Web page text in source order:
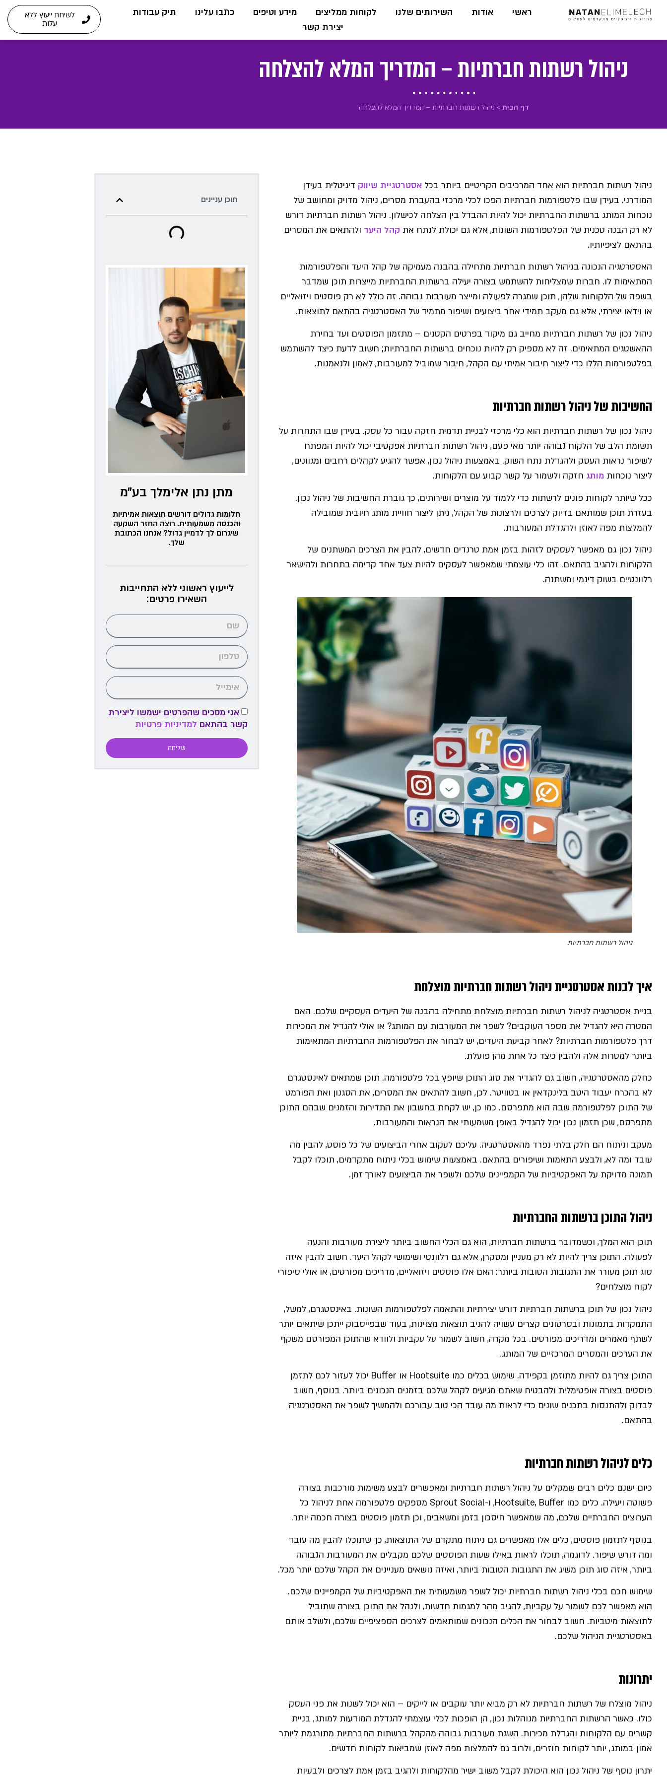
ראשי אודות השירותים שלנו לקוחות ממליצים מידע וטיפים כתבו עלינו
תיק עבודות
יצירת קשר
לשיחת ייעוץ ללא
עלות
ניהול רשתות חברתיות – המדריך המלא להצלחה
דף הבית » ניהול רשתות חברתיות – המדריך המלא להצלחה
ניהול רשתות חברתיות הוא אחד המרכיבים הקריטיים ביותר בכל אסטרטגיית שיווק דיגיטלית בעידן
המודרני. בעידן שבו פלטפורמות חברתיות הפכו לכלי מרכזי בהעברת מסרים, ניהול מדויק ומחושב של
נוכחות המותג ברשתות החברתיות יכול להיות ההבדל בין הצלחה לכישלון. ניהול רשתות חברתיות דורש
לא רק הבנה טכנית של הפלטפורמות השונות, אלא גם יכולת לנתח את קהל היעד ולהתאים את המסרים
בהתאם לציפיותיו.
האסטרטגיה הנכונה בניהול רשתות חברתיות מתחילה בהבנה מעמיקה של קהל היעד והפלטפורמות
המתאימות לו. חברות שמצליחות להשתמש בצורה יעילה ברשתות החברתיות מייצרות תוכן שמדבר
בשפה של הלקוחות שלהן, תוכן שמגרה לפעולה ומייצר מעורבות גבוהה. זה כולל לא רק פוסטים ויזואליים
או וידאו יצירתי, אלא גם מעקב תמידי אחר ביצועים ושיפור מתמיד של האסטרטגיה בהתאם לתוצאות.
ניהול נכון של רשתות חברתיות מחייב גם מיקוד בפרטים הקטנים – מתזמון הפוסטים ועד בחירת
ההאשטגים המתאימים. זה לא מספיק רק להיות נוכחים ברשתות החברתיות; חשוב לדעת כיצד להשתמש
בפלטפורמות הללו כדי ליצור חיבור אמיתי עם הקהל, חיבור שמוביל למעורבות, לאמון ולנאמנות.
החשיבות של ניהול רשתות חברתיות
ניהול נכון של רשתות חברתיות הוא כלי מרכזי לבניית תדמית חזקה עבור כל עסק. בעידן שבו התחרות על
תשומת הלב של הלקוח גבוהה יותר מאי פעם, ניהול רשתות חברתיות אפקטיבי יכול להיות המפתח
לשיפור נראות העסק ולהגדלת נתח השוק. באמצעות ניהול נכון, אפשר להגיע לקהלים רחבים ומגוונים,
ליצור נוכחות מותג חזקה ולשמור על קשר קבוע עם הלקוחות.
ככל שיותר לקוחות פונים לרשתות כדי ללמוד על מוצרים ושירותים, כך גוברת החשיבות של ניהול נכון.
בעזרת תוכן שמותאם בדיוק לצרכים ולרצונות של הקהל, ניתן ליצור חוויית מותג חיובית שמובילה
להמלצות מפה לאוזן ולהגדלת המעורבות.
ניהול נכון גם מאפשר לעסקים לזהות בזמן אמת טרנדים חדשים, להבין את הצרכים המשתנים של
הלקוחות ולהגיב בהתאם. זהו כלי עוצמתי שמאפשר לעסקים להיות צעד אחד קדימה בתחרות ולהישאר
רלוונטיים בשוק דינמי ומשתנה.
ניהול רשתות חברתיות
איך לבנות אסטרטגיית ניהול רשתות חברתיות מוצלחת
בניית אסטרטגיה לניהול רשתות חברתיות מוצלחת מתחילה בהבנה של היעדים העסקיים שלכם. האם
המטרה היא להגדיל את מספר העוקבים? לשפר את המעורבות עם המותג? או אולי להגדיל את המכירות
דרך פלטפורמות חברתיות? לאחר קביעת היעדים, יש לבחור את הפלטפורמות החברתיות המתאימות
ביותר למטרות אלה ולהבין כיצד כל אחת מהן פועלת.
כחלק מהאסטרטגיה, חשוב גם להגדיר את סוג התוכן שיופץ בכל פלטפורמה. תוכן שמתאים לאינסטגרם
לא בהכרח יעבוד היטב בלינקדאין או בטוויטר. לכן, חשוב להתאים את המסרים, את הסגנון ואת הפורמט
של התוכן לפלטפורמה שבה הוא מתפרסם. כמו כן, יש לקחת בחשבון את התדירות והזמנים שבהם התוכן
מתפרסם, שכן תזמון נכון יכול להגדיל באופן משמעותי את הנראות והמעורבות.
מעקב וניתוח הם חלק בלתי נפרד מהאסטרטגיה. עליכם לעקוב אחרי הביצועים של כל פוסט, להבין מה
עובד ומה לא, ולבצע התאמות ושיפורים בהתאם. באמצעות שימוש בכלי ניתוח מתקדמים, תוכלו לקבל
תמונה מדויקת על האפקטיביות של הקמפיינים שלכם ולשפר את הביצועים לאורך זמן.
ניהול התוכן ברשתות החברתיות
תוכן הוא המלך, וכשמדובר ברשתות חברתיות, הוא גם הכלי החשוב ביותר ליצירת מעורבות והנעה
לפעולה. התוכן צריך להיות לא רק מעניין ומסקרן, אלא גם רלוונטי ושימושי לקהל היעד. חשוב להבין איזה
סוג תוכן מעורר את התגובות הטובות ביותר: האם אלו פוסטים ויזואליים, מדריכים מפורטים, או אולי סיפורי
לקוח מוצלחים?
ניהול נכון של תוכן ברשתות חברתיות דורש יצירתיות והתאמה לפלטפורמות השונות. באינסטגרם, למשל,
התמקדות בתמונות ובסרטונים קצרים עשויה להניב תוצאות מצוינות, בעוד שבפייסבוק ייתכן שיתאים יותר
לשתף מאמרים ומדריכים מפורטים. בכל מקרה, חשוב לשמור על עקביות ולוודא שהתוכן המפורסם משקף
את הערכים והמסרים המרכזיים של המותג.
התוכן צריך גם להיות מתוזמן בקפידה. שימוש בכלים כמו Hootsuite או Buffer יכול לעזור לכם לתזמן
פוסטים בצורה אופטימלית ולהבטיח שאתם מגיעים לקהל שלכם בזמנים הנכונים ביותר. בנוסף, חשוב
לבדוק ולהתנסות בתכנים שונים כדי לראות מה עובד הכי טוב עבורכם ולהמשיך לשפר את האסטרטגיה
בהתאם.
כלים לניהול רשתות חברתיות
כיום ישנם כלים רבים שמקלים על ניהול רשתות חברתיות ומאפשרים לבצע משימות מורכבות בצורה
פשוטה ויעילה. כלים כמו Hootsuite, Buffer, ו-Sprout Social מספקים פלטפורמה אחת לניהול כל
הערוצים החברתיים שלכם, מה שמאפשר חיסכון בזמן ומשאבים, וכן תזמון פוסטים בצורה חכמה יותר.
בנוסף לתזמון פוסטים, כלים אלו מאפשרים גם ניתוח מתקדם של התוצאות, כך שתוכלו להבין מה עובד
ומה דורש שיפור. לדוגמה, תוכלו לראות באילו שעות הפוסטים שלכם מקבלים את המעורבות הגבוהה
ביותר, איזה סוג תוכן משיג את התגובות הטובות ביותר, ואיזה נושאים מעניינים את הקהל שלכם יותר מכל.
שימוש חכם בכלי ניהול רשתות חברתיות יכול לשפר משמעותית את האפקטיביות של הקמפיינים שלכם.
הוא מאפשר לכם לשמור על עקביות, להגיב מהר למגמות חדשות, ולנהל את התוכן בצורה שתוביל
לתוצאות מיטביות. חשוב לבחור את הכלים הנכונים שמותאמים לצרכים הספציפיים שלכם, ולשלב אותם
באסטרטגיית הניהול שלכם.
יתרונות
ניהול מוצלח של רשתות חברתיות לא רק מביא יותר עוקבים או לייקים – הוא יכול לשנות את פני העסק
כולו. כאשר הרשתות החברתיות מנוהלות נכון, הן הופכות לכלי עוצמתי להגדלת המודעות למותג, בניית
קשרים עם הלקוחות והגדלת מכירות. השגת מעורבות גבוהה מהקהל ברשתות החברתיות מתורגמת ליותר
אמון במותג, יותר לקוחות חוזרים, ולרוב גם להמלצות מפה לאוזן שמביאות לקוחות חדשים.
יתרון נוסף של ניהול נכון הוא היכולת לקבל משוב ישיר מהלקוחות ולהגיב בזמן אמת לצרכים ולבעיות
תוכן עניינים
מתן נתן אלימלך בע״מ
חלומות גדולים דורשים תוצאות אמיתיות
והכנסה משמעותית. רוצה החזר השקעה
שיגרום לך לדמיין גדול? אנחנו הכתובת
שלך.
לייעוץ ראשוני ללא התחייבות
השאירו פרטים:
אני מסכים שהפרטים ישמשו ליצירת
קשר בהתאם למדיניות פרטיות
שליחה